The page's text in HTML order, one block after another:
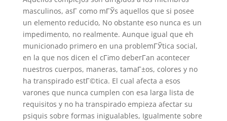
masculinos, asГ­ como mГЎs aquellos que si posee
un elemento reducido, No obstante eso nunca es un
impedimento, no realmente. Aunque igual que eh
municionado primero en una problemГЎtica social,
en la que nos dicen el cГіmo deberГ­an acontecer
nuestros cuerpos, maneras, tamaГ±os, colores y no
ha transpirado estГ©tica. El cual afecta a esos
varones que nunca cumplen con esa larga lista de
requisitos y no ha transpirado empieza afectar su
psiquis sobre formas inigualables, Igualmente sobre